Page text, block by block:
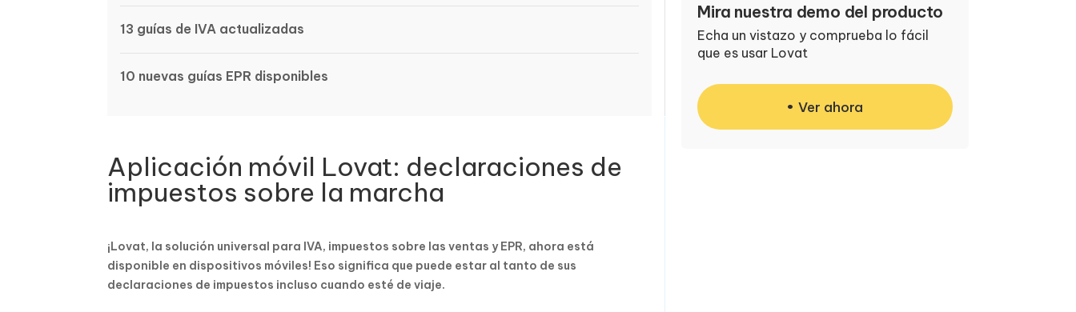
13 guías de IVA actualizadas
10 nuevas guías EPR disponibles
Aplicación móvil Lovat: declaraciones de
impuestos sobre la marcha
¡Lovat, la solución universal para IVA, impuestos sobre las ventas y EPR, ahora está
disponible en dispositivos móviles! Eso significa que puede estar al tanto de sus
declaraciones de impuestos incluso cuando esté de viaje.
Mira nuestra demo del producto
Echa un vistazo y comprueba lo fácil
que es usar Lovat
Ver ahora